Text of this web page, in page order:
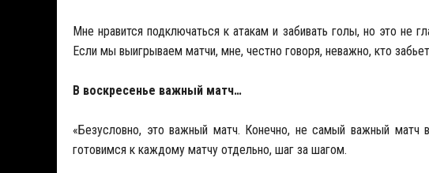
Мне нравится подключаться к атакам и забивать голы, но это не
Если мы выигрываем матчи, мне, честно говоря, неважно, кто
В воскресенье важный матч…
«Безусловно, это важный матч. Конечно, не самый важный
готовимся к каждому матчу отдельно, шаг за шагом.